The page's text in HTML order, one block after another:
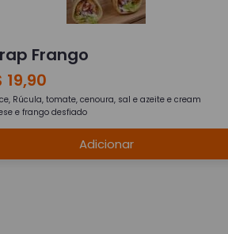
Frango
19,90
Rúcula, tomate, cenoura, sal e azeite e cream
e frango desfiado
Adicionar